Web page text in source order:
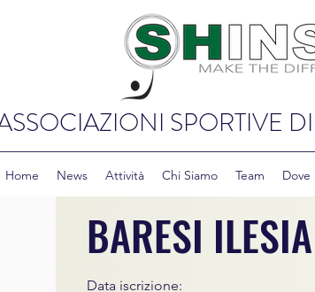
SPORTIVE
Home News Attività Chi Siamo Team Dove
BARESI ILESIA
Data iscrizione: